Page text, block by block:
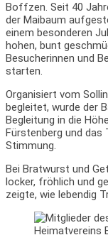
Boffzen. Seit 40
der Maibaum
einem besonderen
hohen, bunt
Besucherinnen und
starten.
Organisiert vom
begleitet, wurde der
Begleitung in die
Fürstenberg und
Stimmung.
Bei Bratwurst und
locker, fröhlich und
zeigte, wie lebendig